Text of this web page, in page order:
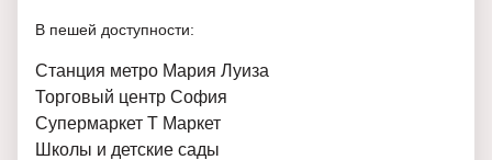
В пешей доступности:
Станция метро Мария Луиза
Торговый центр София
Супермаркет Т Маркет
Школы и детские сады